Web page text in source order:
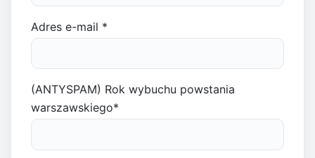
Adres e-mail *
(ANTYSPAM) Rok wybuchu powstania
warszawskiego*